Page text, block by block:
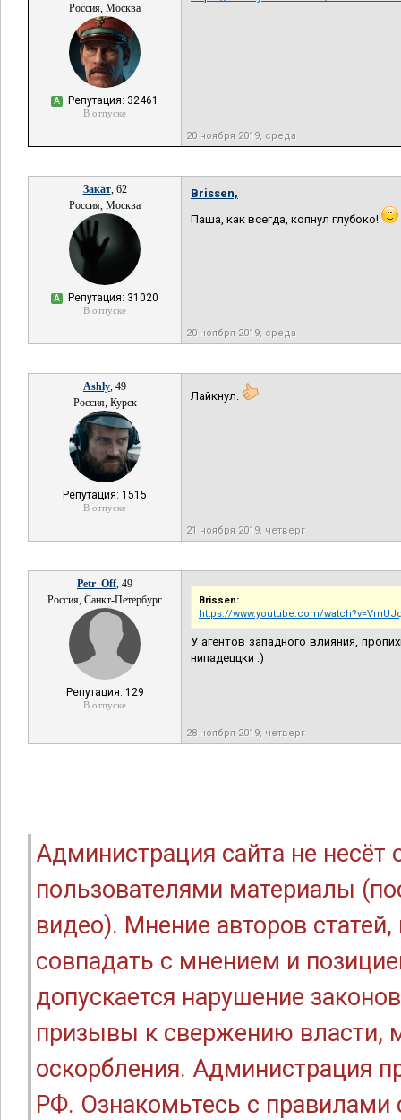
Россия, Москва
А Репутация: 32461
В отпуске
20 ноября 2019, среда
Закат, 62
Россия, Москва
А Репутация: 31020
В отпуске
Brissen,
Паша, как всегда, копнул глубоко!
20 ноября 2019, среда
Ashly, 49
Россия, Курск
Репутация: 1515
В отпуске
Лайкнул.
21 ноября 2019, четверг
Petr_Off, 49
Россия, Санкт-Петербург
Репутация: 129
В отпуске
Brissen:
https://www.youtube.com/
У агентов западного влияния,
нипадеццки :)
28 ноября 2019, четверг
Администрация сайта не
пользователями материалы
видео). Мнение авторов
совпадать с мнением и
допускается нарушение
призывы к свержению власти,
оскорбления. Администрация
РФ. Ознакомьтесь с правилами